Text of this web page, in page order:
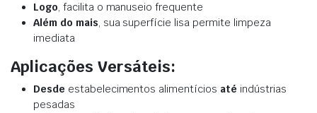
Logo, facilita o manuseio frequente
Além do mais, sua superfície lisa permite limpeza
imediata
Aplicações Versáteis:
Desde estabelecimentos alimentícios até indústrias
pesadas